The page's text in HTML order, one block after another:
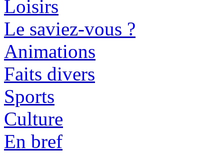
Loisirs
Le saviez-vous ?
Animations
Faits divers
Sports
Culture
En bref